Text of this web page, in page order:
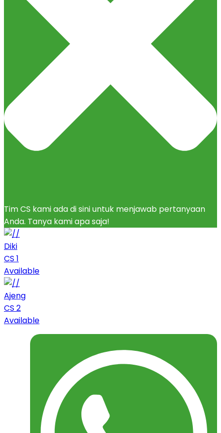
Tim CS kami ada di sini untuk menjawab pertanyaan
Anda. Tanya kami apa saja!
Diki
CS 1
Available
Ajeng
CS 2
Available